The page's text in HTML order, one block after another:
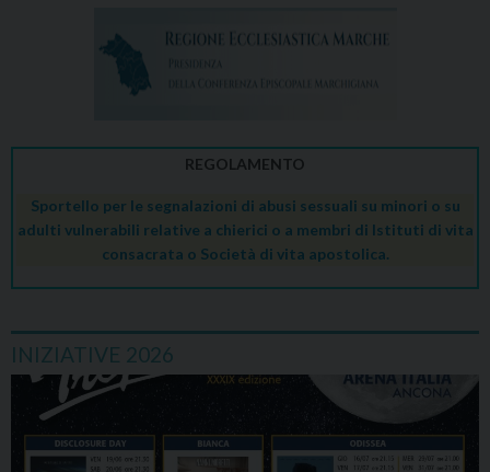
REGOLAMENTO
Sportello per le segnalazioni di abusi sessuali su minori o su
adulti vulnerabili relative a chierici o a membri di Istituti di vita
consacrata o Società di vita apostolica.
INIZIATIVE 2026